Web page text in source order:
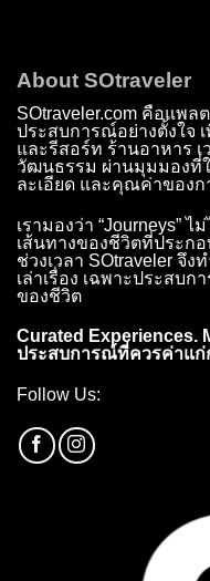
About SOtraveler
SOtraveler.com คือแพ
ประสบการณ์อย่างตั้งใจ
และรีสอร์ท ร้านอาหาร เ
วัฒนธรรม ผ่านมุมมอง
ละเอียด และคุณค่าของก
เรามองว่า “Journeys”
เส้นทางของชีวิตที่ประก
ช่วงเวลา SOtraveler จึ
เล่าเรื่อง เฉพาะประสบ
ของชีวิต
Curated Experiences.
ประสบการณ์ที่ควรค่าแก่
Follow Us: